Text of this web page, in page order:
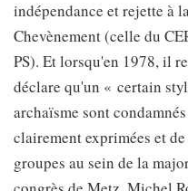
indépendance et rejette à
Chevènement (celle du
PS). Et lorsqu'en 1978, il
déclare qu'un « certain
archaïsme sont
clairement exprimées et
groupes au sein de la